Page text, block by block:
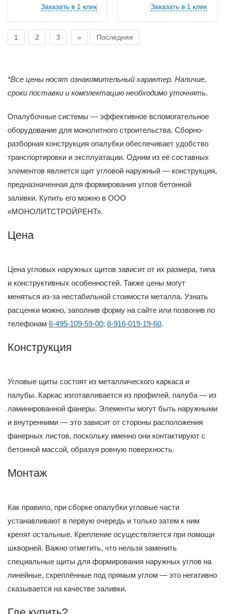
Заказать в 1 клик Заказать в 1 клик
1 2 3 » Последняя
*Все цены носят ознакомительный характер. Наличие,
сроки поставки и комплектацию необходимо уточнять.
Опалубочные системы — эффективное вспомогательное
оборудование для монолитного строительства. Сборно-
разборная конструкция опалубки обеспечивает удобство
транспортировки и эксплуатации. Одним из её составных
элементов является щит угловой наружный — конструкция,
предназначенная для формирования углов бетонной
заливки. Купить его можно в ООО
«МОНОЛИТСТРОЙРЕНТ».
Цена
Цена угловых наружных щитов зависит от их размера, типа
и конструктивных особенностей. Также цены могут
меняться из-за нестабильной стоимости металла. Узнать
расценки можно, заполнив форму на сайте или позвонив по
телефонам 8-495-109-59-00; 8-916-019-19-60.
Конструкция
Угловые щиты состоят из металлического каркаса и
палубы. Каркас изготавливается из профилей, палуба — из
ламинированной фанеры. Элементы могут быть наружными
и внутренними — это зависит от стороны расположения
фанерных листов, поскольку именно они контактируют с
бетонной массой, образуя ровную поверхность.
Монтаж
Как правило, при сборке опалубки угловые части
устанавливают в первую очередь и только затем к ним
крепят остальные. Крепление осуществляется при помощи
шкворней. Важно отметить, что нельзя заменить
специальные щиты для формирования наружных углов на
линейные, скреплённые под прямым углом — это негативно
сказывается на качестве заливки.